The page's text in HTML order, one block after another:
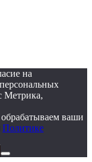
на
Метрика,
ваши
Политике